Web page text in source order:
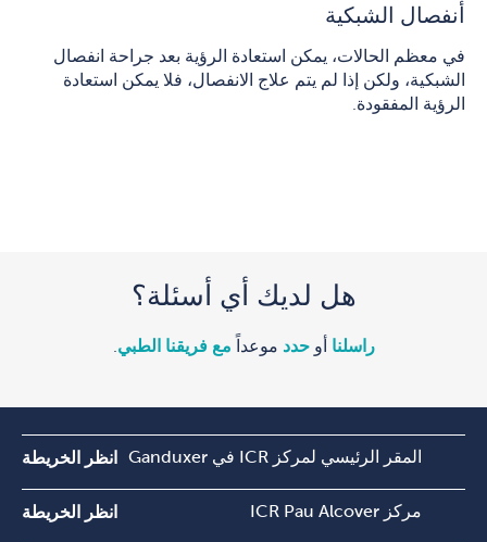
أنفصال الشبكية
في معظم الحالات، يمكن استعادة الرؤية بعد جراحة انفصال
الشبكية، ولكن إذا لم يتم علاج الانفصال، فلا يمكن استعادة
الرؤية المفقودة.
هل لديك أي أسئلة؟
راسلنا أوحدد موعداً مع فريقنا الطبي
المقر الرئيسي لمركز ICR في Ganduxer انظر الخريطة
مركز ICR Pau Alcover انظر الخريطة